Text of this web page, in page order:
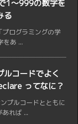
1〜999の数字を
る
ログラミングの学
をあ ...
ルコードでよく
ってなに？
プルコードとともに
れば ...